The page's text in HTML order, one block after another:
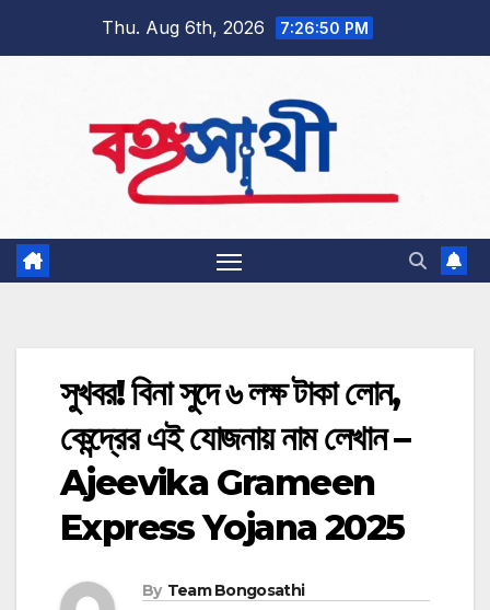
Thu. Aug 6th, 2026 7:26:51 PM
সুখবর! বিনা সুদে ৬ লক্ষ টাকা লোন,
কেন্দ্রের এই যোজনায় নাম লেখান –
Ajeevika Grameen
Express Yojana 2025
By Team Bongosathi